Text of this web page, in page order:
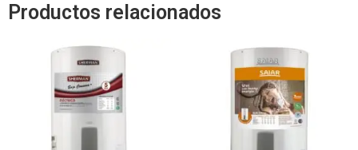
Productos relacionados